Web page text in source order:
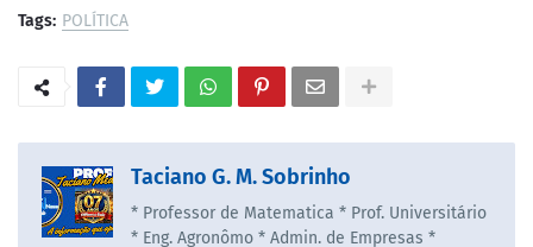
Tags: POLÍTICA
Taciano G. M. Sobrinho
* Professor de Matematica * Prof. Universitário
* Eng. Agronômo * Admin. de Empresas *